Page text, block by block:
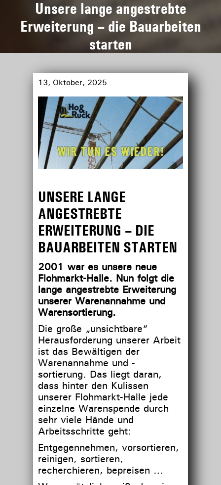
Unsere lange angestrebte
Erweiterung – die Bauarbeiten
starten
13, Oktober, 2025
UNSERE LANGE
ANGESTREBTE
ERWEITERUNG – DIE
BAUARBEITEN STARTEN
2001 war es unsere neue
Flohmarkt-Halle. Nun folgt die
lange angestrebte Erweiterung
unserer Warenannahme und
Warensortierung.
Die große „unsichtbare“
Herausforderung unserer Arbeit
ist das Bewältigen der
Warenannahme und -
sortierung. Das liegt daran,
dass hinter den Kulissen
unserer Flohmarkt-Halle jede
einzelne Warenspende durch
sehr viele Hände und
Arbeitsschritte geht:
Entgegennehmen, vorsortieren,
reinigen, sortieren,
recherchieren, bepreisen …